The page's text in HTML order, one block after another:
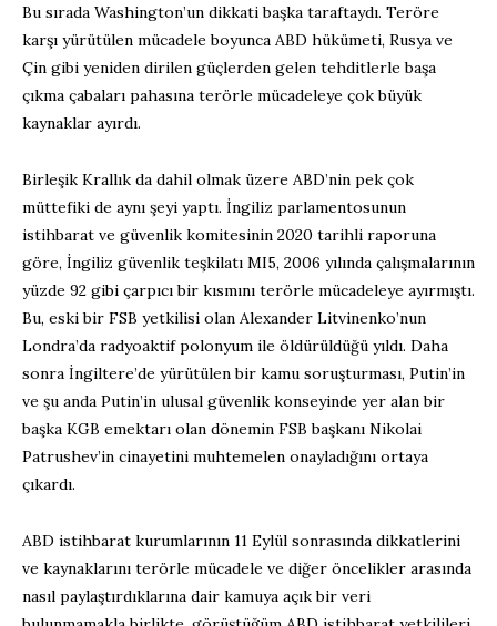
Bu sırada Washington’un dikkati başka taraftaydı. Teröre
karşı yürütülen mücadele boyunca ABD hükümeti, Rusya ve
Çin gibi yeniden dirilen güçlerden gelen tehditlerle başa
çıkma çabaları pahasına terörle mücadeleye çok büyük
kaynaklar ayırdı.
Birleşik Krallık da dahil olmak üzere ABD’nin pek çok
müttefiki de aynı şeyi yaptı. İngiliz parlamentosunun
istihbarat ve güvenlik komitesinin 2020 tarihli raporuna
göre, İngiliz güvenlik teşkilatı MI5, 2006 yılında çalışmalarının
yüzde 92 gibi çarpıcı bir kısmını terörle mücadeleye ayırmıştı.
Bu, eski bir FSB yetkilisi olan Alexander Litvinenko’nun
Londra’da radyoaktif polonyum ile öldürüldüğü yıldı. Daha
sonra İngiltere’de yürütülen bir kamu soruşturması, Putin’in
ve şu anda Putin’in ulusal güvenlik konseyinde yer alan bir
başka KGB emektarı olan dönemin FSB başkanı Nikolai
Patrushev’in cinayetini muhtemelen onayladığını ortaya
çıkardı.
ABD istihbarat kurumlarının 11 Eylül sonrasında dikkatlerini
ve kaynaklarını terörle mücadele ve diğer öncelikler arasında
nasıl paylaştırdıklarına dair kamuya açık bir veri